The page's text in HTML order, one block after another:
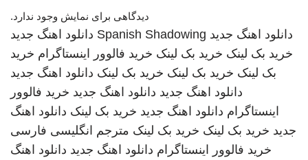
دیدگاهی برای نمایش وجود ندارد.
دانلود اهنگ جدید Spanish Shadowing دانلود اهنگ جدید
خرید بک لینک خرید بک لینک خرید فالوور اینستاگرام خرید
بک لینک خرید بک لینک خرید بک لینک دانلود اهنگ جدید
دانلود اهنگ جدید دانلود اهنگ جدید خرید فالوور
اینستاگرام دانلود اهنگ جدید خرید بک لینک دانلود اهنگ
جدید خرید بک لینک خرید بک لینک مترجم انگلیسی فارسی
خرید فالوور اینستاگرام دانلود اهنگ جدید دانلود اهنگ